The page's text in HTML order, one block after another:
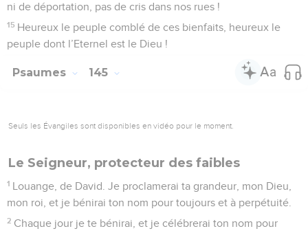
ni de déportation, pas de cris dans nos rues !
15 Heureux le peuple comblé de ces bienfaits, heureux le
peuple dont l’Eternel est le Dieu !
Psaumes 145
Seuls les Évangiles sont disponibles en vidéo pour le moment.
Le Seigneur, protecteur des faibles
1 Louange, de David. Je proclamerai ta grandeur, mon Dieu,
mon roi, et je bénirai ton nom pour toujours et à perpétuité.
2 Chaque jour je te bénirai, et je célébrerai ton nom pour